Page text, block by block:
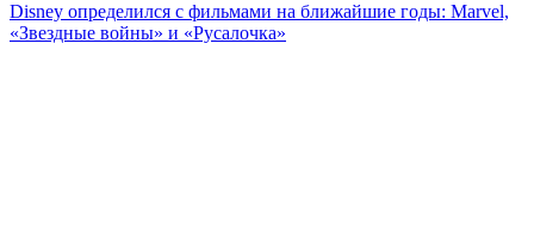
Disney определился с фильмами на ближайшие годы: Marvel,
«Звездные войны» и «Русалочка»